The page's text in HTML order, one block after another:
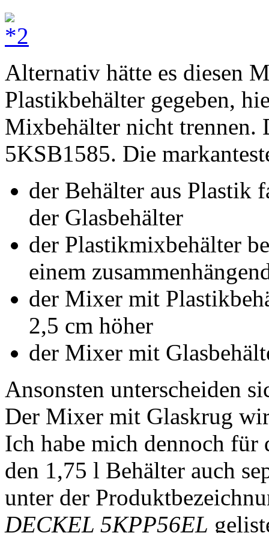
Alternativ hätte es diesen
Plastikbehälter gegeben,
Mixbehälter nicht trennen.
5KSB1585. Die
der Behälter aus Plastik
der Glasbehälter
der Plastikmixbehälter
einem
der Mixer mit
2,5 cm höher
der Mixer mit
Ansonsten unterscheiden
Der Mixer mit Glaskrug
Ich habe mich dennoch für
den 1,75 l Behälter auch
unter der
DECKEL 5KPP56EL